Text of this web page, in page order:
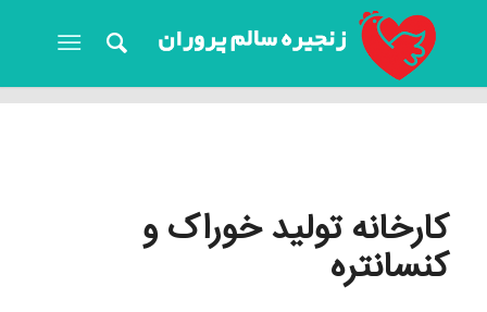
کارخانه تولید خوراک و
کنسانتره